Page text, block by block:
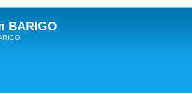
BARIGO